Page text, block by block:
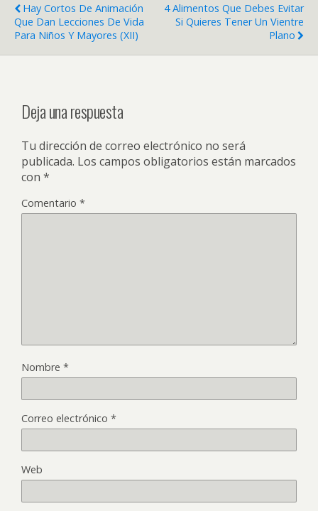
Hay Cortos De Animación
Que Dan Lecciones De Vida
Para Niños Y Mayores (XII)
4 Alimentos Que Debes Evitar
Si Quieres Tener Un Vientre
Plano
Deja una respuesta
Tu dirección de correo electrónico no será
publicada. Los campos obligatorios están marcados
con *
Comentario *
Nombre *
Correo electrónico *
Web